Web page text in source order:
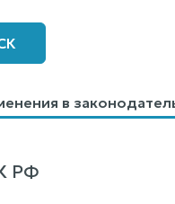
в
РФ